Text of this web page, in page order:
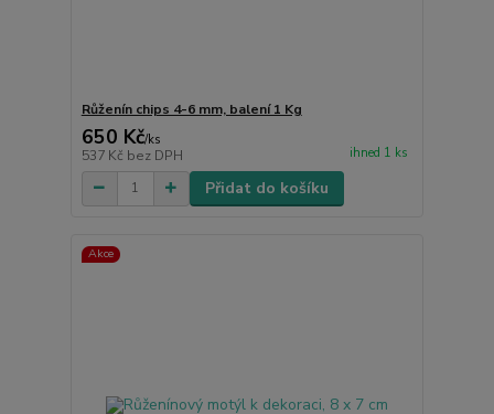
Růženín chips 4-6 mm, balení 1 Kg
650 Kč/ks
537 Kč bez DPH ihned 1 ks
Přidat do košíku
Akce